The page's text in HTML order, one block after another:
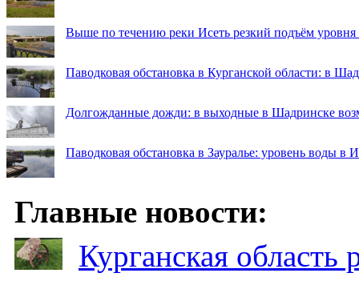
Выше по течению реки Исеть резкий подъём
Паводковая обстановка в Курганской области: в
Долгожданные дожди: в выходные в Шадринске
Паводковая обстановка в Зауралье: уровень воды в
Главные новости:
Курганская